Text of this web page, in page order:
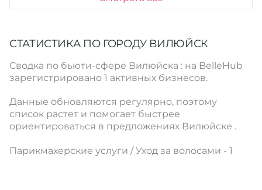
СТАТИСТИКА ПО ГОРОДУ ВИЛЮЙСК
Сводка по бьюти-сфере Вилюйска : на BelleHub
зарегистрировано 1 активных бизнесов.
Данные обновляются регулярно, поэтому
список растет и помогает быстрее
ориентироваться в предложениях Вилюйске .
Парикмахерские услуги / Уход за волосами - 1